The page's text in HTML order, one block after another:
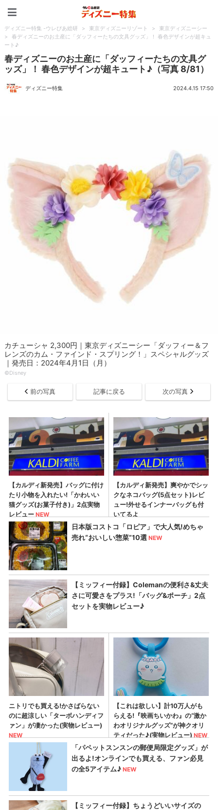
ディズニー特集 -ウレぴあ総研 > 東京ディズニーリゾート >
東京ディズニーシー
>
春ディズニーのお土産に「ダッフィーたちの文具グッズ」！ 春色デザインが超キュ
ート♪
春ディズニーのお土産に「ダッフィーたちの文具グ
ッズ」！ 春色デザインが超キュート♪（写真 8/81）
ディズニー特集 2024.4.15 17:50
カチューシャ 2,300円｜東京ディズニーシー「ダッフィー＆フ
レンズのカム・ファインド・スプリング！」スペシャルグッズ
｜発売日：2024年4月1日（月）
©Disney
前の写真 記事に戻る 次の写真